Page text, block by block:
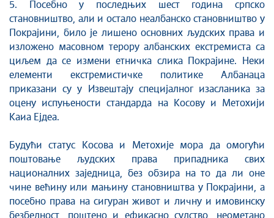
5. Посебно у последњих шест година српско
становништво, али и остало неалбанско становништво у
Покрајини, било је лишено основних људских права и
изложено масовном терору албанских екстремиста са
циљем да се измени етничка слика Покрајине. Неки
елементи екстремистичке политике Албанаца
приказани су у Извештају специјалног изасланика за
оцену испуњености стандарда на Косову и Метохији
Каиа Ејдеа.
Будући статус Косова и Метохије мора да омогући
поштовање људских права припадника свих
националних заједница, без обзира на то да ли оне
чине већину или мањину становништва у Покрајини, а
посебно права на сигуран живот и личну и имовинску
безбедност, поштено и ефикасно судство, неометано